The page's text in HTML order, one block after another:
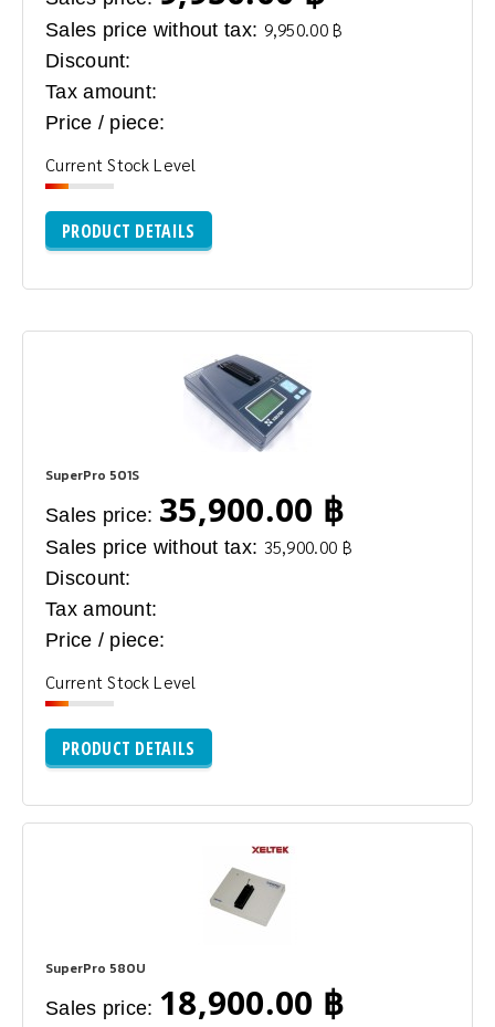
Sales price without tax: 9,950.00 ฿
Discount:
Tax amount:
Price / piece:
Current Stock Level
PRODUCT DETAILS
SuperPro 501S
Sales price: 35,900.00 ฿
Sales price without tax: 35,900.00 ฿
Discount:
Tax amount:
Price / piece:
Current Stock Level
PRODUCT DETAILS
SuperPro 580U
Sales price: 18,900.00 ฿